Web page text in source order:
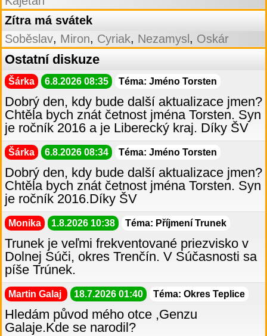
Zítra má svátek
Soběslav, Miron, Cyriak, Nezamysl , Oskár
Ostatní diskuze
Šárka 6.8.2026 08:35 Téma: Jméno Torsten
Dobrý den, kdy bude další aktualizace jmen?
Chtěla bych znát četnost jména Torsten. Syn
je ročník 2016 a je Liberecký kraj. Díky ŠV
Šárka 6.8.2026 08:34 Téma: Jméno Torsten
Dobrý den, kdy bude další aktualizace jmen?
Chtěla bych znát četnost jména Torsten. Syn
je ročník 2016.Díky ŠV
Monika 1.8.2026 10:38 Téma: Příjmení Trunek
Trunek je veľmi frekventované priezvisko v
Dolnej Súči, okres Trenčín. V Súčasnosti sa
píše Trúnek.
Martin Galaj 18.7.2026 01:40 Téma: Okres Teplice
Hledám původ mého otce ,Genzu
Galaje.Kde se narodil?